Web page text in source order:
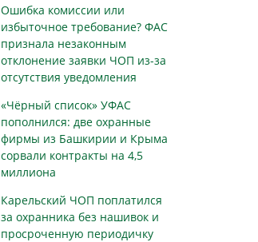
Ошибка комиссии или
избыточное требование? ФАС
признала незаконным
отклонение заявки ЧОП из-за
отсутствия уведомления
«Чёрный список» УФАС
пополнился: две охранные
фирмы из Башкирии и Крыма
сорвали контракты на 4,5
миллиона
Карельский ЧОП поплатился
за охранника без нашивок и
просроченную периодичку